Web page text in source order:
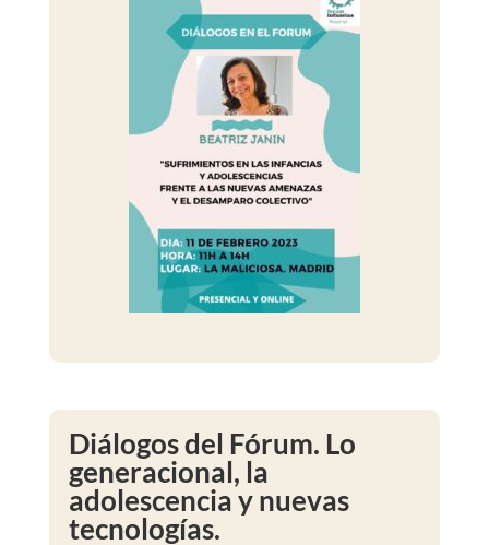
Diálogos del Fórum. Lo
generacional, la
adolescencia y nuevas
tecnologías.